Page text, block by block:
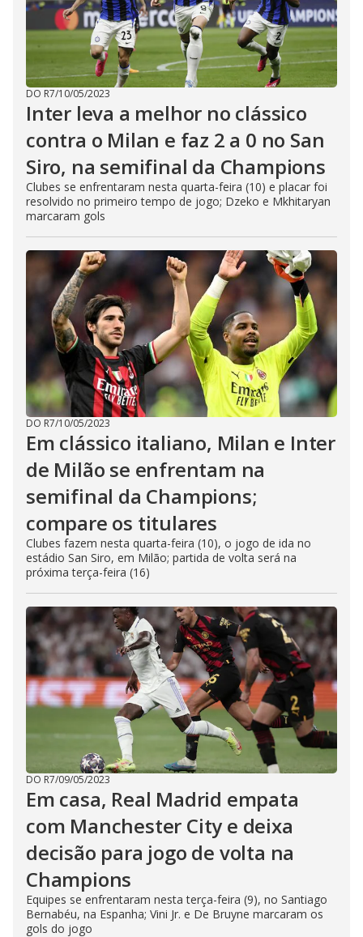
DO R7/10/05/2023
Inter leva a melhor no clássico
contra o Milan e faz 2 a 0 no San
Siro, na semifinal da Champions
Clubes se enfrentaram nesta quarta-feira (10) e placar foi
resolvido no primeiro tempo de jogo; Dzeko e Mkhitaryan
marcaram gols
DO R7/10/05/2023
Em clássico italiano, Milan e Inter
de Milão se enfrentam na
semifinal da Champions;
compare os titulares
Clubes fazem nesta quarta-feira (10), o jogo de ida no
estádio San Siro, em Milão; partida de volta será na
próxima terça-feira (16)
DO R7/09/05/2023
Em casa, Real Madrid empata
com Manchester City e deixa
decisão para jogo de volta na
Champions
Equipes se enfrentaram nesta terça-feira (9), no Santiago
Bernabéu, na Espanha; Vini Jr. e De Bruyne marcaram os
gols do jogo